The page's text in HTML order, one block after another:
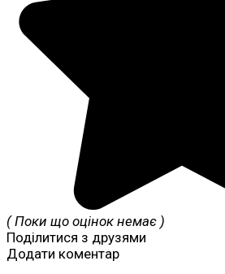
( Поки що оцінок немає )
Поділитися з друзями
Додати коментар